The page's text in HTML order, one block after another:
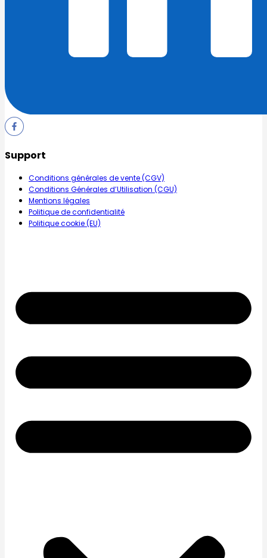
Support
Conditions générales de vente (CGV)
Conditions Générales d’Utilisation (CGU)
Mentions légales
Politique de confidentialité
Politique cookie (EU)